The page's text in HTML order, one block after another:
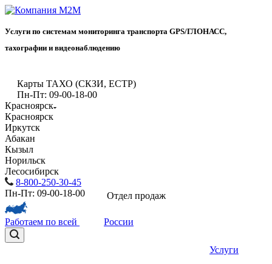
Услуги по системам мониторинга транспорта GPS/ГЛОНАСС,
тахографии и видеонаблюдению
Карты ТАХО (СКЗИ, ЕСТР)
Пн-Пт: 09-00-18-00
Красноярск
Красноярск
Иркутск
Абакан
Кызыл
Норильск
Лесосибирск
8-800-250-30-45
Пн-Пт: 09-00-18-00
Отдел продаж
Работаем по всей России
Услуги